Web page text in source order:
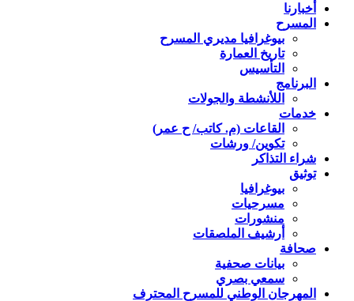
أخبارنا
المسرح
بيوغرافيا مديري المسرح
تاريخ العمارة
التأسيس
البرنامج
اللأنشطة والجولات
خدمات
القاعات (م. كاتب/ ح عمر)
تكوين/ ورشات
شراء التذاكر
توثيق
بيوغرافيا
مسرحيات
منشورات
أرشيف الملصقات
صحافة
بيانات صحفية
سمعي بصري
المهرجان الوطني للمسرح المحترف